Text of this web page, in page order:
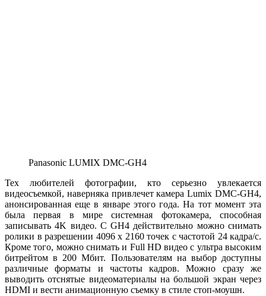
Panasonic LUMIX DMC-GH4
Тех любителей фотографии, кто серьезно увлекается
видеосъемкой, наверняка привлечет камера Lumix DMC-GH4,
анонсированная еще в январе этого года. На тот момент эта
была первая в мире системная фотокамера, способная
записывать 4K видео. С GH4 действительно можно снимать
ролики в разрешении 4096 х 2160 точек с частотой 24 кадра/с.
Кроме того, можно снимать и Full HD видео с ультра высоким
битрейтом в 200 Мбит. Пользователям на выбор доступны
различные форматы и частоты кадров. Можно сразу же
выводить отснятые видеоматериалы на большой экран через
HDMI и вести анимационную съемку в стиле стоп-моушн.